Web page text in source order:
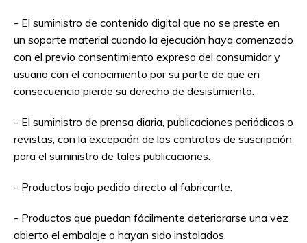
- El suministro de contenido digital que no se preste en
un soporte material cuando la ejecución haya comenzado
con el previo consentimiento expreso del consumidor y
usuario con el conocimiento por su parte de que en
consecuencia pierde su derecho de desistimiento.
- El suministro de prensa diaria, publicaciones periódicas o
revistas, con la excepción de los contratos de suscripción
para el suministro de tales publicaciones.
- Productos bajo pedido directo al fabricante.
- Productos que puedan fácilmente deteriorarse una vez
abierto el embalaje o hayan sido instalados